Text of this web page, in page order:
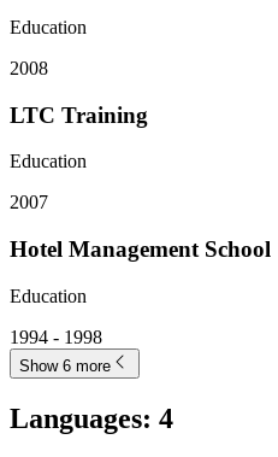
Education
2008
LTC Training
Education
2007
Hotel Management School
Education
1994 - 1998
Show 6 more
Languages: 4